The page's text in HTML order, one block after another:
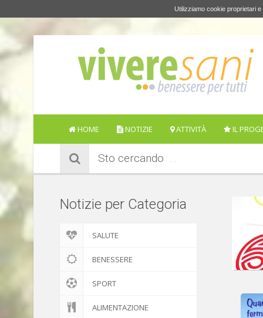
Utilizziamo cookie proprietari
HOME NOTIZIE ATTIVITÀ IL
Sto cercando
Notizie per Categoria
SALUTE
BENESSERE
SPORT
ALIMENTAZIONE